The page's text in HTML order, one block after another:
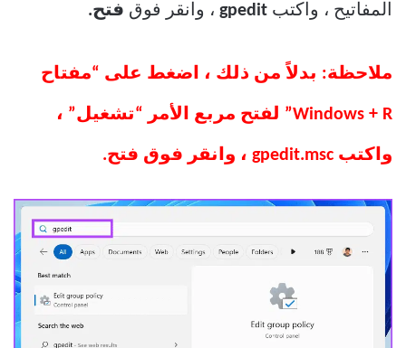
المفاتيح ، واكتب gpedit ، وانقر فوق فتح.
ملاحظة: بدلاً من ذلك ، اضغط على “مفتاح
Windows + R” لفتح مربع الأمر “تشغيل” ،
واكتب gpedit.msc ، وانقر فوق فتح.